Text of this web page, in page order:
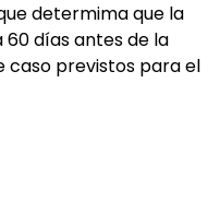
determima que la
días antes de la
caso previstos para el